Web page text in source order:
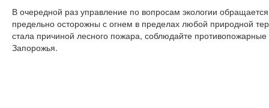
В очередной раз управление по вопросам экологии
предельно осторожны с огнем в пределах любой природной
стала причиной лесного пожара, соблюдайте
Запорожья.